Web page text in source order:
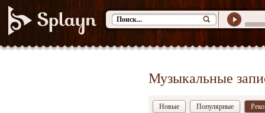
Музыкальные
Новые Популярные